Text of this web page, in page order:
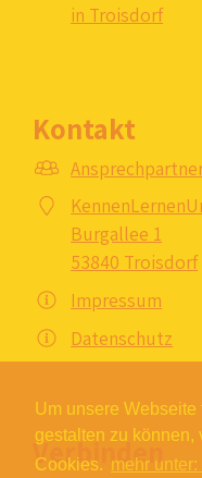
Um unsere Webseite
gestalten zu können,
Cookies. mehr
in Troisdorf
Kontakt
Burgallee 1
53840 Troisdorf
Impressum
Datenschutz
Verbinden